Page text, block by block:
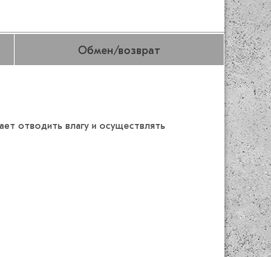
Обмен/возврат
отводить влагу и осуществлять